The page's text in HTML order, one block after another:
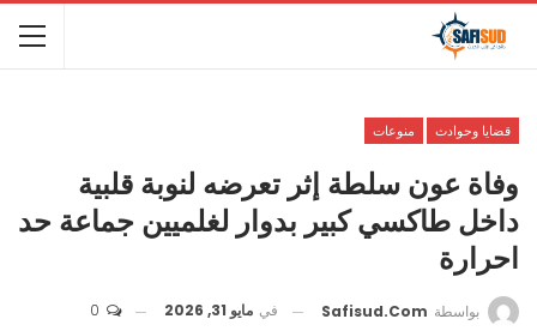
قضايا وحوادث منوعات
وفاة عون سلطة إثر تعرضه لنوبة قلبية
داخل طاكسي كبير بدوار لغلميين جماعة حد
احرارة
بواسطة Safisud.com في مايو 31, 2026